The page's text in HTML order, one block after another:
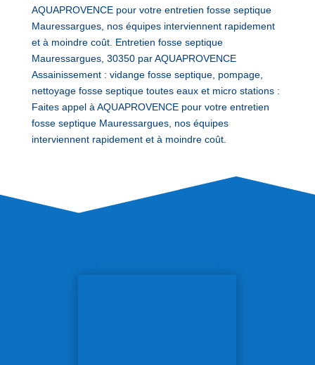
AQUAPROVENCE pour votre entretien fosse septique
Mauressargues, nos équipes interviennent rapidement
et à moindre coût. Entretien fosse septique
Mauressargues, 30350 par AQUAPROVENCE
Assainissement : vidange fosse septique, pompage,
nettoyage fosse septique toutes eaux et micro stations :
Faites appel à AQUAPROVENCE pour votre entretien
fosse septique Mauressargues, nos équipes
interviennent rapidement et à moindre coût.